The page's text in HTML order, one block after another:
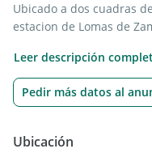
Ubicado a dos cuadras
estacion de Lomas de
cuadras de Las Lomitas
Departamento al
molestos todo luz
de paquet plastificado.
Leer descripción
Pedir más datos al
Ubicación